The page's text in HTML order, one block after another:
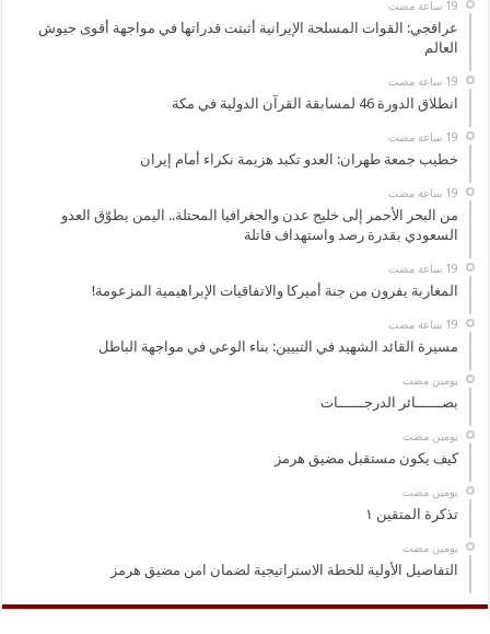
عراقجي: القوات المسلحة الإيرانية أثبتت قدراتها في مواجهة أقوى جيوش
العالم
انطلاق الدورة 46 لمسابقة القرآن الدولية في مكة
خطيب جمعة طهران: العدو تكبد هزيمة نكراء أمام إيران
من البحر الأحمر إلى خليج عدن والجغرافيا المحتلة.. اليمن يطوّق العدو
السعودي بقدرة رصد واستهداف قاتلة
المغاربة يفرون من جنة أميركا والاتفاقيات الإبراهيمية المزعومة!
مسيرة القائد الشهيد في التبيين: بناء الوعي في مواجهة الباطل
‏يومين مضت
بصــــــائر الدرجــــــات
‏يومين مضت
كيف يكون مستقبل مضيق هرمز
‏يومين مضت
تذكرة المتقين ١
‏يومين مضت
التفاصيل الأولية للخطة الاستراتيجية لضمان امن مضيق هرمز